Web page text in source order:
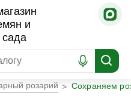
розарий Сохраняем